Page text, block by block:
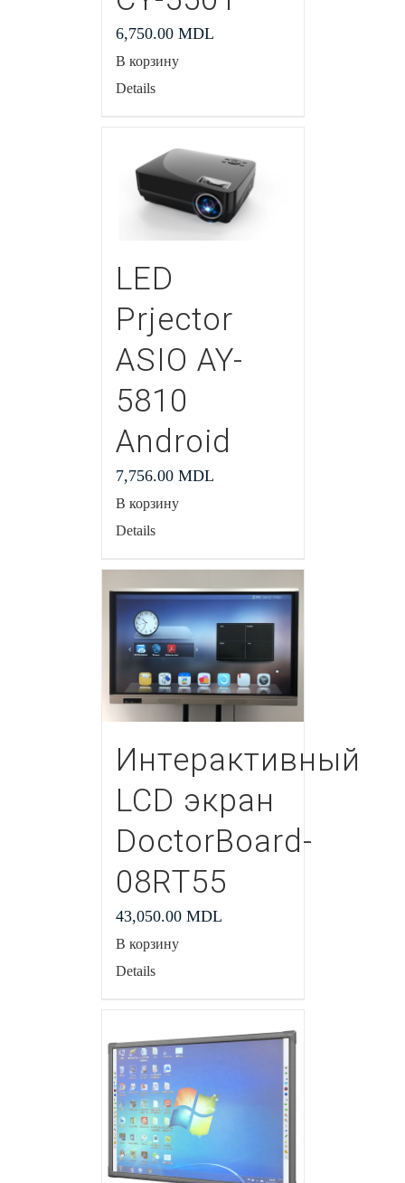
6,750.00 MDL
В корзину
Details
LED
Prjector
ASIO AY-
5810
Android
7,756.00 MDL
В корзину
Details
Интерактивный
LCD экран
DoctorBoard-
08RT55
43,050.00 MDL
В корзину
Details